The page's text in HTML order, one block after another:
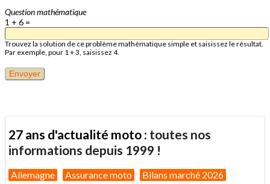
Question mathématique
1 + 6 =
Trouvez la solution de ce problème mathématique simple et saisissez le résultat.
Par exemple, pour 1 + 3, saisissez 4.
27 ans d'actualité moto : toutes nos
informations depuis 1999 !
Allemagne Assurance moto Bilans marché 2026